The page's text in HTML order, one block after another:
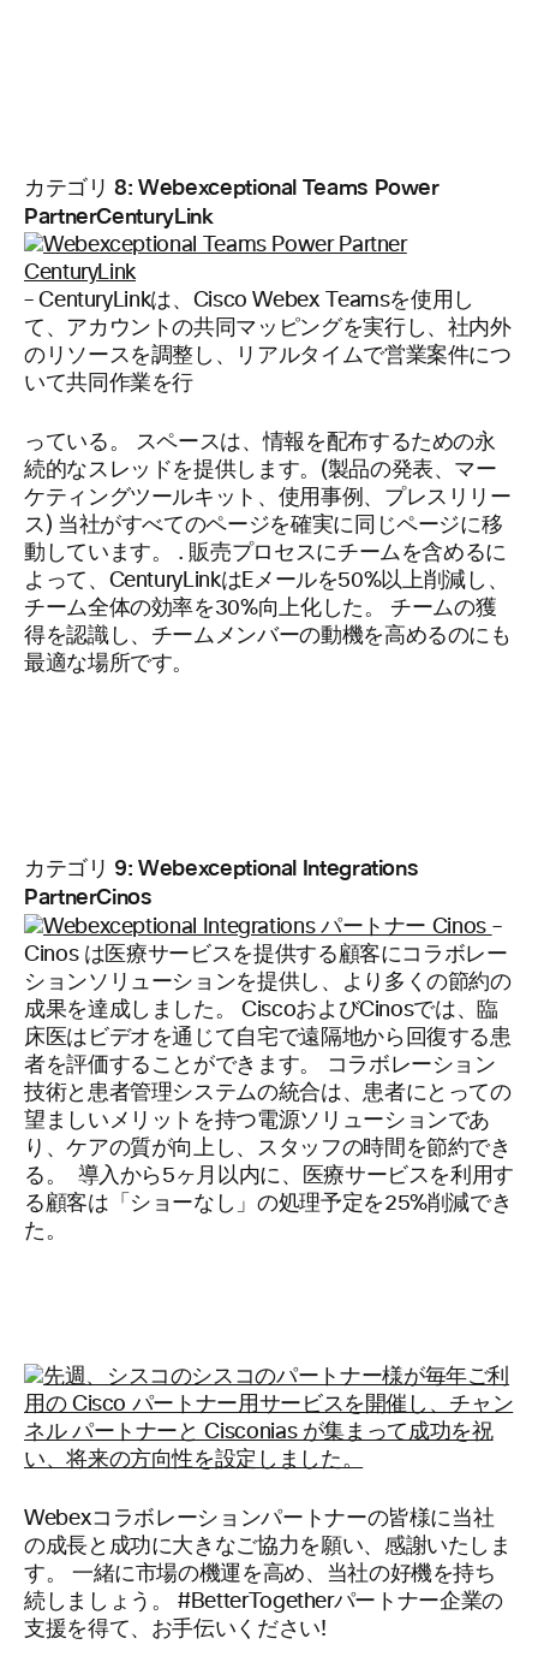
カテゴリ 8: Webexceptional Teams Power
PartnerCenturyLink
– CenturyLinkは、Cisco Webex Teamsを使用し
て、アカウントの共同マッピングを実行し、社内外
のリソースを調整し、リアルタイムで営業案件につ
いて共同作業を行
っている。 スペースは、情報を配布するための永
続的なスレッドを提供します。(製品の発表、マー
ケティングツールキット、使用事例、プレスリリー
ス) 当社がすべてのページを確実に同じページに移
動しています。 . 販売プロセスにチームを含めるに
よって、CenturyLinkはEメールを50%以上削減し、
チーム全体の効率を30%向上化した。 チームの獲
得を認識し、チームメンバーの動機を高めるのにも
最適な場所です。
カテゴリ 9: Webexceptional Integrations
PartnerCinos
–
Cinos は医療サービスを提供する顧客にコラボレー
ションソリューションを提供し、より多くの節約の
成果を達成しました。 CiscoおよびCinosでは、臨
床医はビデオを通じて自宅で遠隔地から回復する患
者を評価することができます。 コラボレーション
技術と患者管理システムの統合は、患者にとっての
望ましいメリットを持つ電源ソリューションであ
り、ケアの質が向上し、スタッフの時間を節約でき
る。 導入から5ヶ月以内に、医療サービスを利用す
る顧客は「ショーなし」の処理予定を25%削減でき
た。
Webexコラボレーションパートナーの皆様に当社
の成長と成功に大きなご協力を願い、感謝いたしま
す。 一緒に市場の機運を高め、当社の好機を持ち
続しましょう。 #BetterTogetherパートナー企業の
支援を得て、お手伝いください!